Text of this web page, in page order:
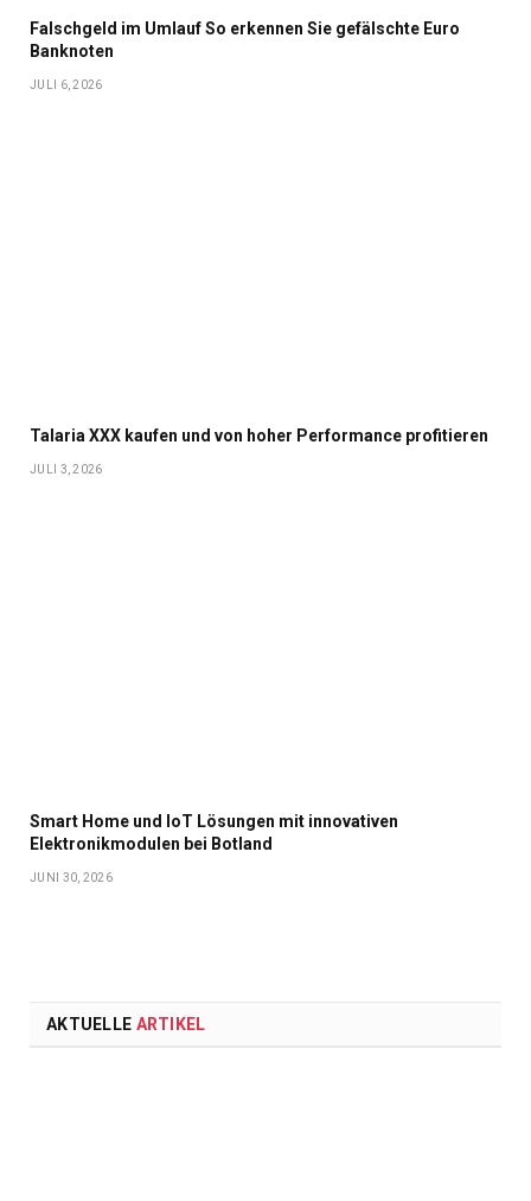
Falschgeld im Umlauf So erkennen Sie gefälschte Euro
Banknoten
JULI 6, 2026
Talaria XXX kaufen und von hoher Performance profitieren
JULI 3, 2026
Smart Home und IoT Lösungen mit innovativen
Elektronikmodulen bei Botland
JUNI 30, 2026
AKTUELLE ARTIKEL